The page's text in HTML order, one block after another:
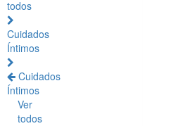
todos
Cuidados
Íntimos
Cuidados
Íntimos
Ver
todos